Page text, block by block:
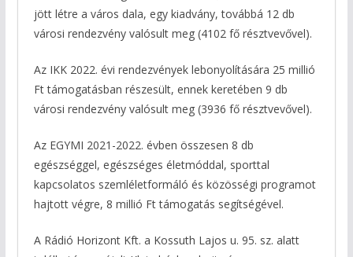
jött létre a város dala, egy kiadvány, továbbá 12 db
városi rendezvény valósult meg (4102 fő résztvevővel).
Az IKK 2022. évi rendezvények lebonyolítására 25 millió
Ft támogatásban részesült, ennek keretében 9 db
városi rendezvény valósult meg (3936 fő résztvevővel).
Az EGYMI 2021-2022. évben összesen 8 db
egészséggel, egészséges életmóddal, sporttal
kapcsolatos szemléletformáló és közösségi programot
hajtott végre, 8 millió Ft támogatás segítségével.
A Rádió Horizont Kft. a Kossuth Lajos u. 95. sz. alatt